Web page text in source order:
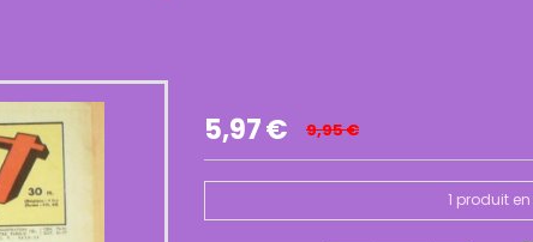
5,97€ 9,95€
1 produit